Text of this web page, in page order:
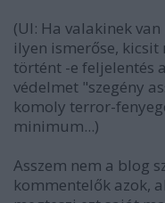
(UI: Ha valakinek
ilyen ismerőse,
történt -e feljelentés
védelmet "szegény
komoly terror-
minimum...)
Asszem nem a blog
kommentelők azok,